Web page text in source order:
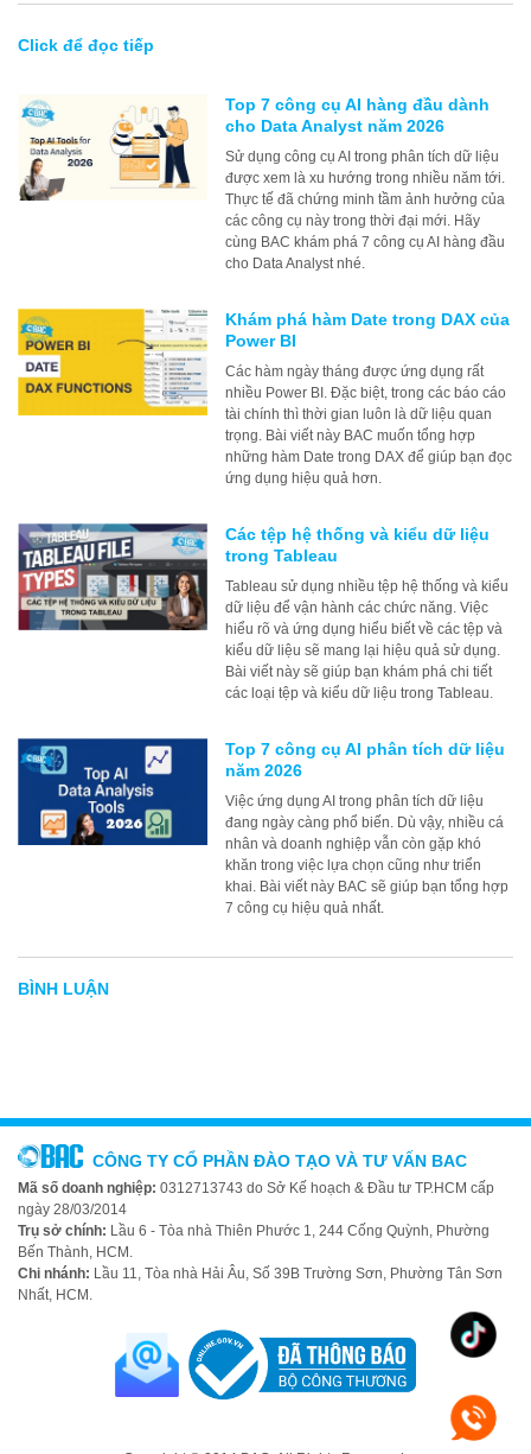
Click để đọc tiếp
Top 7 công cụ AI hàng đầu dành
cho Data Analyst năm 2026
Sử dụng công cụ AI trong phân tích dữ liệu
được xem là xu hướng trong nhiều năm tới.
Thực tế đã chứng minh tầm ảnh hưởng của
các công cụ này trong thời đại mới. Hãy
cùng BAC khám phá 7 công cụ AI hàng đầu
cho Data Analyst nhé.
Khám phá hàm Date trong DAX của
Power BI
Các hàm ngày tháng được ứng dụng rất
nhiều Power BI. Đặc biệt, trong các báo cáo
tài chính thì thời gian luôn là dữ liệu quan
trọng. Bài viết này BAC muốn tổng hợp
những hàm Date trong DAX để giúp bạn đọc
ứng dụng hiệu quả hơn.
Các tệp hệ thống và kiểu dữ liệu
trong Tableau
Tableau sử dụng nhiều tệp hệ thống và kiểu
dữ liệu để vận hành các chức năng. Việc
hiểu rõ và ứng dụng hiểu biết về các tệp và
kiểu dữ liệu sẽ mang lại hiệu quả sử dụng.
Bài viết này sẽ giúp bạn khám phá chi tiết
các loại tệp và kiểu dữ liệu trong Tableau.
Top 7 công cụ AI phân tích dữ liệu
năm 2026
Việc ứng dụng AI trong phân tích dữ liệu
đang ngày càng phổ biến. Dù vậy, nhiều cá
nhân và doanh nghiệp vẫn còn gặp khó
khăn trong việc lựa chọn cũng như triển
khai. Bài viết này BAC sẽ giúp bạn tổng hợp
7 công cụ hiệu quả nhất.
BÌNH LUẬN
CÔNG TY CỔ PHẦN ĐÀO TẠO VÀ TƯ VẤN BAC
Mã số doanh nghiệp: 0312713743 do Sở Kế hoạch & Đầu tư TP.HCM cấp
ngày 28/03/2014
Trụ sở chính: Lầu 6 - Tòa nhà Thiên Phước 1, 244 Cống Quỳnh, Phường
Bến Thành, HCM.
Chi nhánh: Lầu 11, Tòa nhà Hải Âu, Số 39B Trường Sơn, Phường Tân Sơn
Nhất, HCM.